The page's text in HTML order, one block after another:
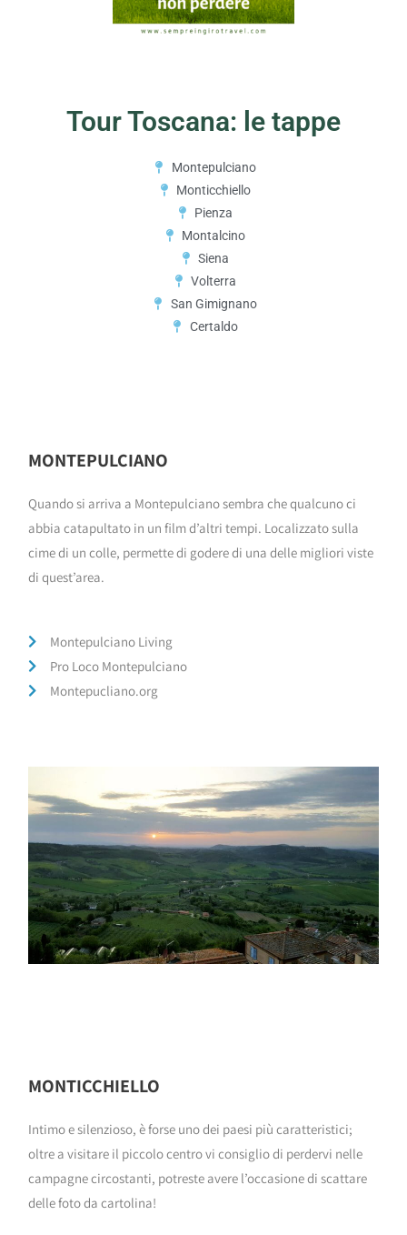
Tour Toscana: le tappe
Montepulciano
Monticchiello
Pienza
Montalcino
Siena
Volterra
San Gimignano
Certaldo
MONTEPULCIANO
Quando si arriva a Montepulciano sembra che qualcuno ci
abbia catapultato in un film d’altri tempi. Localizzato sulla
cime di un colle, permette di godere di una delle migliori viste
di quest’area.
Montepulciano Living
Pro Loco Montepulciano
Montepucliano.org
MONTICCHIELLO
Intimo e silenzioso, è forse uno dei paesi più caratteristici;
oltre a visitare il piccolo centro vi consiglio di perdervi nelle
campagne circostanti, potreste avere l’occasione di scattare
delle foto da cartolina!